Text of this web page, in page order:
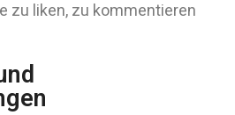
zu liken, zu kommentieren